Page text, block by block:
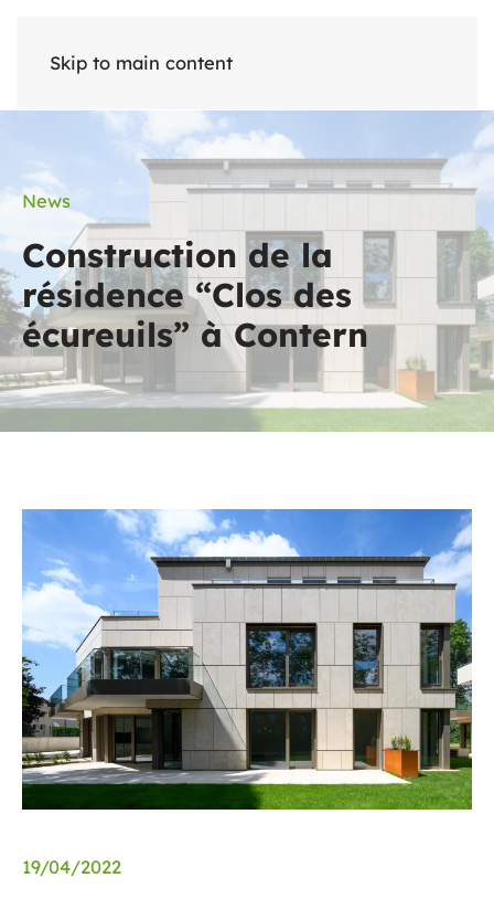
Skip to main content
News
Construction de la
résidence “Clos des
écureuils” à Contern
19/04/2022